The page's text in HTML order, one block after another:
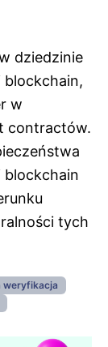
dziedzinie
w
contractów.
tych
weryfikacja